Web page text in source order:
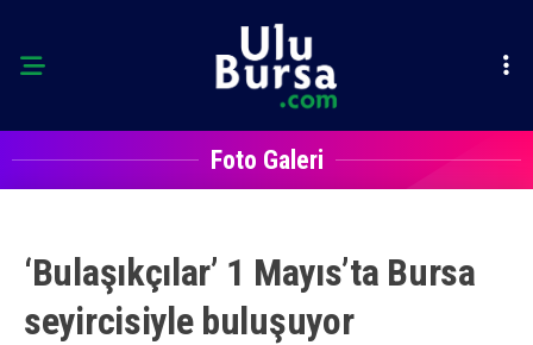
Foto Galeri
‘Bulaşıkçılar’ 1 Mayıs’ta Bursa
seyircisiyle buluşuyor